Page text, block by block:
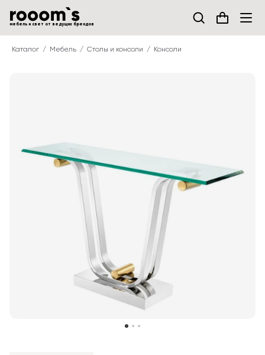
мебель и свет от ведущих брендов
Каталог Мебель Столы и консоли Консоли